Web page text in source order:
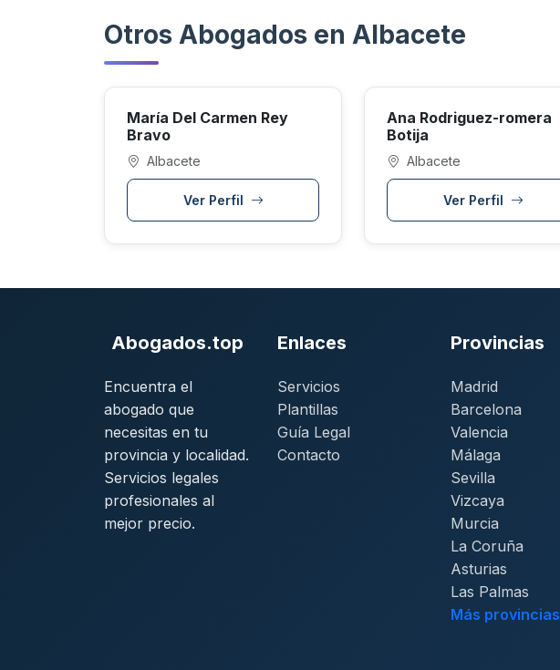
Otros Abogados en Albacete
María Del Carmen Rey
Bravo
Albacete
Ver Perfil
Ana Rodriguez-romera
Botija
Albacete
Ver Perfil
Abogados.top
Encuentra el
abogado que
necesitas en tu
provincia y localidad.
Servicios legales
profesionales al
mejor precio.
Enlaces
Servicios
Plantillas
Guía Legal
Contacto
Provincias
Madrid
Barcelona
Valencia
Málaga
Sevilla
Vizcaya
Murcia
La Coruña
Asturias
Las Palmas
Más provincias